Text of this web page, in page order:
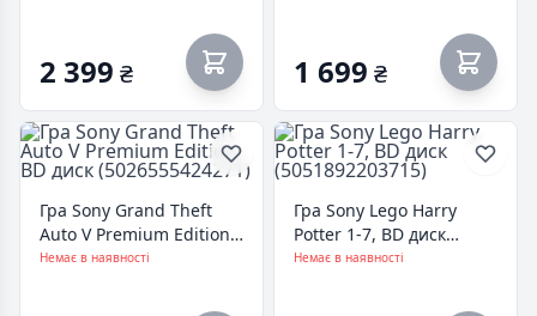
2 399 ₴ 1 699 ₴
Гра Sony Grand Theft
Auto V Premium Edition,
BD диск (5026555424271)
Немає в наявності
Гра Sony Lego Harry
Potter 1-7, BD диск
(5051892203715)
Немає в наявності